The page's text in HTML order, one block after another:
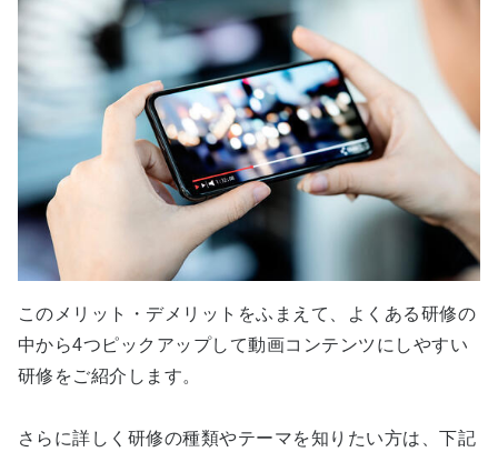
このメリット・デメリットをふまえて、よくある研修の
中から4つピックアップして動画コンテンツにしやすい
研修をご紹介します。
さらに詳しく研修の種類やテーマを知りたい方は、下記